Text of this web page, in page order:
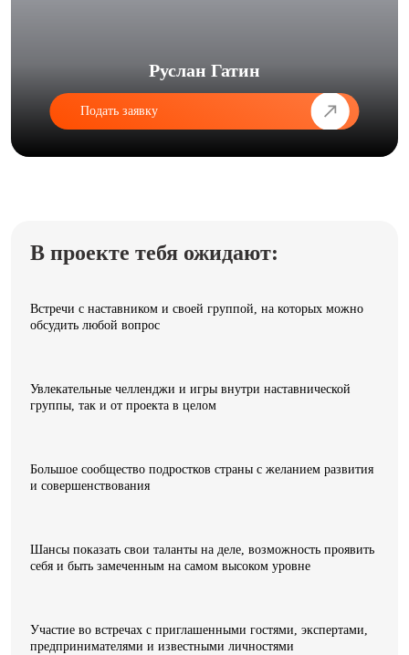
Руслан Гатин
Подать заявку
В проекте тебя ожидают:
Встречи с наставником и своей группой, на которых можно
обсудить любой вопрос
Увлекательные челленджи и игры внутри наставнической
группы, так и от проекта в целом
Большое сообщество подростков страны с желанием развития
и совершенствования
Шансы показать свои таланты на деле, возможность проявить
себя и быть замеченным на самом высоком уровне
Участие во встречах с приглашенными гостями, экспертами,
предпринимателями и известными личностями